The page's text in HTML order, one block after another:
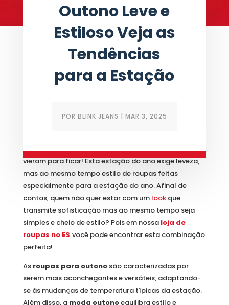
Outono Leve e
Estiloso Veja as
Tendências
para a Estação
POR BLINK JEANS | MAR 3, 2025
Amoda outonoe astendências para outono
vieram para ficar! Esta estação do ano exige leveza,
mas ao mesmo tempo estilo de roupas feitas
especialmente para a estação do ano. Afinal de
contas, quem não quer estar com um lookque
transmite sofisticação mas ao mesmo tempo seja
simples e cheio de estilo? Pois em nossa loja de
roupas no ES você pode encontrar esta combinação
perfeita!
As roupas para outonosão caracterizadas por
serem mais aconchegantes e versáteis, adaptando-
se às mudanças de temperatura típicas da estação.
Além disso, a moda outonoequilibra estilo e